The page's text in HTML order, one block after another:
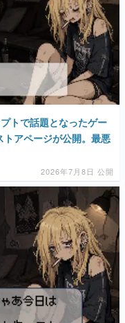
ームの魅力を画面や操作の
く、硬派で骨太な評論連載
」… ゲームにまつわる言葉
ューター文化史研究家・タ
トで話題となったゲー
アページが公開。最悪
2026年7月8日 公開